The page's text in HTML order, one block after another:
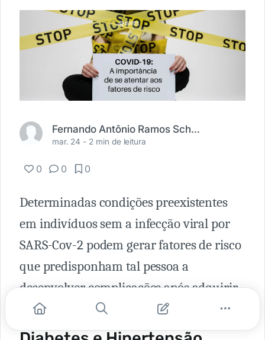
Fernando Antônio Ramos Schramm Neto
mar. 24 - 2 min de leitura
0 0 0
Determinadas condições preexistentes
em indivíduos sem a infecção viral por
SARS-Cov-2 podem gerar fatores de risco
que predisponham tal pessoa a
desenvolver complicações após adquirir
a doença. Algumas delas são: